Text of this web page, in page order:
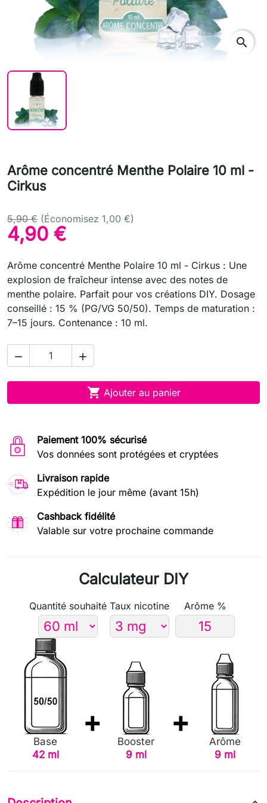
search
Arôme concentré Menthe Polaire 10 ml -
Cirkus
5,90 € (Économisez 1,00 €)
4,90 €
Arôme concentré Menthe Polaire 10 ml - Cirkus : Une
explosion de fraîcheur intense avec des notes de
menthe polaire. Parfait pour vos créations DIY. Dosage
conseillé : 15 % (PG/VG 50/50). Temps de maturation :
7–15 jours. Contenance : 10 ml.
 
 Ajouter au panier
Paiement 100% sécurisé
Vos données sont protégées et cryptées
Livraison rapide
Expédition le jour même (avant 15h)
Cashback fidélité
Valable sur votre prochaine commande
Calculateur DIY
Quantité souhaité Taux nicotine Arôme %
Base
42 ml
Booster
9 ml
Arôme
9 ml